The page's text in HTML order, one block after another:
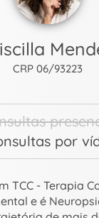
CRP 06/93223
por
TCC - Terapia
e é